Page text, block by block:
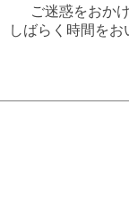
ご迷惑をおか
しばらく時間を